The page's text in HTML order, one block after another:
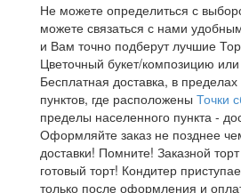
Не можете определиться с
можете связаться с нами
и Вам точно подберут лучшие
Цветочный букет/композицию
Бесплатная доставка, в
пунктов, где расположены Точки
пределы населенного пункта -
Оформляйте заказ не позднее
доставки! Помните! Заказной
готовый торт! Кондитер
только после оформления и